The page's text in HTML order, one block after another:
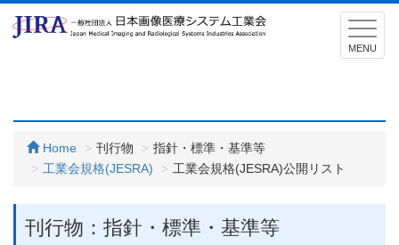
T
o
MENU
Home 刊行物
指針・標準・基準等
工業会規格(JESRA)
工業会規格(JESRA)公開リスト
刊行物：指針・標準・基準等